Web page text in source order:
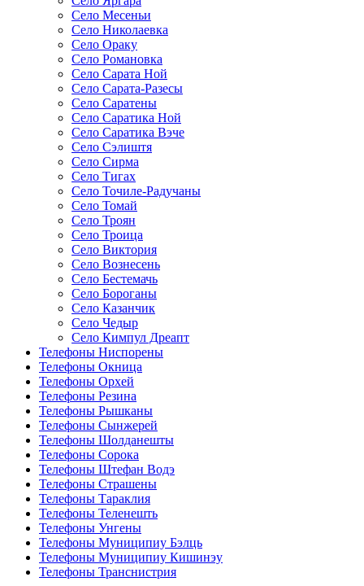
Село Месеньи
Село Николаевка
Село Ораку
Село Романовка
Село Сарата Ной
Село Сарата-Разесы
Село Саратены
Село Саратика Ной
Село Саратика Вэче
Село Сэлиштя
Село Сирма
Село Тигах
Село Точиле-Радучаны
Село Томай
Село Троян
Село Троица
Село Виктория
Село Вознесень
Село Бестемачь
Село Бороганы
Село Казанчик
Село Чедыр
Село Кимпул Дреапт
Телефоны Ниспорены
Телефоны Окница
Телефоны Орхей
Телефоны Резина
Телефоны Рышканы
Телефоны Сынжерей
Телефоны Шолданешты
Телефоны Сорока
Телефоны Штефан Водэ
Телефоны Страшены
Телефоны Тараклия
Телефоны Теленешть
Телефоны Унгены
Телефоны Муниципиу Бэлць
Телефоны Муниципиу Кишинэу
Телефоны Транснистрия